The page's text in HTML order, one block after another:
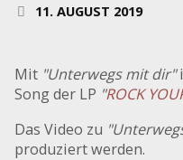
11. AUGUST 2019
Mit "Unterwegs mit dir"
Song der LP "ROCK
Das Video zu
produziert werden.